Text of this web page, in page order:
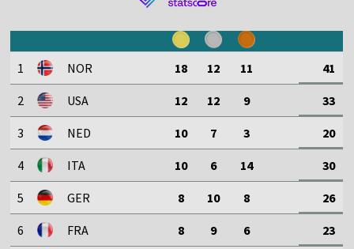
1 NOR 18 12 11 41
2 USA 12 12 9 33
3 NED 10 7 3 20
4 ITA 10 6 14 30
5 GER 8 10 8 26
6 FRA 8 9 6 23